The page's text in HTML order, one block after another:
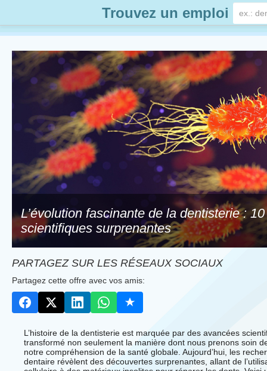
Trouvez un emploi
L’évolution fascinante de la dentisterie :
scientifiques surprenantes
PARTAGEZ SUR LES RÉSEAUX SOCIAUX
Partagez cette offre avec vos amis:
L’histoire de la dentisterie est marquée par des avancées
transformé non seulement la manière dont nous prenons soin
notre compréhension de la santé globale. Aujourd’hui, les
dentaire révèlent des découvertes surprenantes, allant de